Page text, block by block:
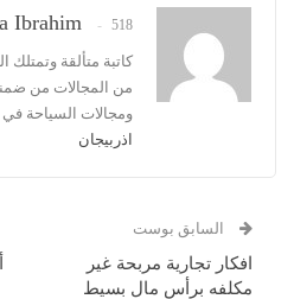
Ibrahim 518 المشاركات
كاتبة متألقة
من المجالات من
ومجالات السياحة في
اذربيجان
السابق بوست
افكار تجارية مربحة غير
مكلفه برأس مال بسيط